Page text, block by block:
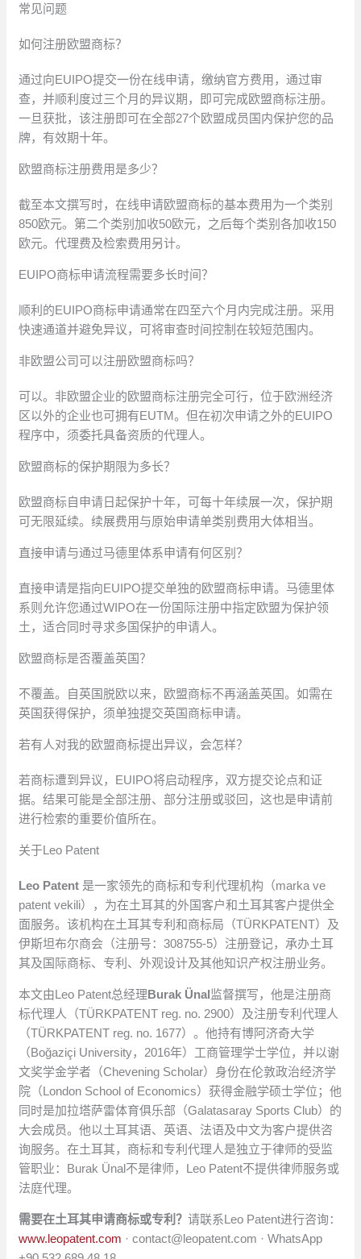
常见问题
如何注册欧盟商标？
通过向EUIPO提交一份在线申请，缴纳官方费用，通过审
查，并顺利度过三个月的异议期，即可完成欧盟商标注册。
一旦获批，该注册即可在全部27个欧盟成员国内保护您的品
牌，有效期十年。
欧盟商标注册费用是多少？
截至本文撰写时，在线申请欧盟商标的基本费用为一个类别
850欧元。第二个类别加收50欧元，之后每个类别各加收150
欧元。代理费及检索费用另计。
EUIPO商标申请流程需要多长时间？
顺利的EUIPO商标申请通常在四至六个月内完成注册。采用
快速通道并避免异议，可将审查时间控制在较短范围内。
非欧盟公司可以注册欧盟商标吗？
可以。非欧盟企业的欧盟商标注册完全可行，位于欧洲经济
区以外的企业也可拥有EUTM。但在初次申请之外的EUIPO
程序中，须委托具备资质的代理人。
欧盟商标的保护期限为多长？
欧盟商标自申请日起保护十年，可每十年续展一次，保护期
可无限延续。续展费用与原始申请单类别费用大体相当。
直接申请与通过马德里体系申请有何区别？
直接申请是指向EUIPO提交单独的欧盟商标申请。马德里体
系则允许您通过WIPO在一份国际注册中指定欧盟为保护领
土，适合同时寻求多国保护的申请人。
欧盟商标是否覆盖英国？
不覆盖。自英国脱欧以来，欧盟商标不再涵盖英国。如需在
英国获得保护，须单独提交英国商标申请。
若有人对我的欧盟商标提出异议，会怎样？
若商标遭到异议，EUIPO将启动程序，双方提交论点和证
据。结果可能是全部注册、部分注册或驳回，这也是申请前
进行检索的重要价值所在。
关于Leo Patent
Leo Patent 是一家领先的商标和专利代理机构（marka ve
patent vekili），为在土耳其的外国客户和土耳其客户提供全
面服务。该机构在土耳其专利和商标局（TÜRKPATENT）及
伊斯坦布尔商会（注册号：308755-5）注册登记，承办土耳
其及国际商标、专利、外观设计及其他知识产权注册业务。
本文由Leo Patent总经理Burak Ünal监督撰写，他是注册商
标代理人（TÜRKPATENT reg. no. 2900）及注册专利代理人
（TÜRKPATENT reg. no. 1677）。他持有博阿济奇大学
（Boğaziçi University，2016年）工商管理学士学位，并以谢
文奖学金学者（Chevening Scholar）身份在伦敦政治经济学
院（London School of Economics）获得金融学硕士学位；他
同时是加拉塔萨雷体育俱乐部（Galatasaray Sports Club）的
大会成员。他以土耳其语、英语、法语及中文为客户提供咨
询服务。在土耳其，商标和专利代理人是独立于律师的受监
管职业：Burak Ünal不是律师，Leo Patent不提供律师服务或
法庭代理。
需要在土耳其申请商标或专利？请联系Leo Patent进行咨询：
www.leopatent.com ·contact@leopatent.com · WhatsApp